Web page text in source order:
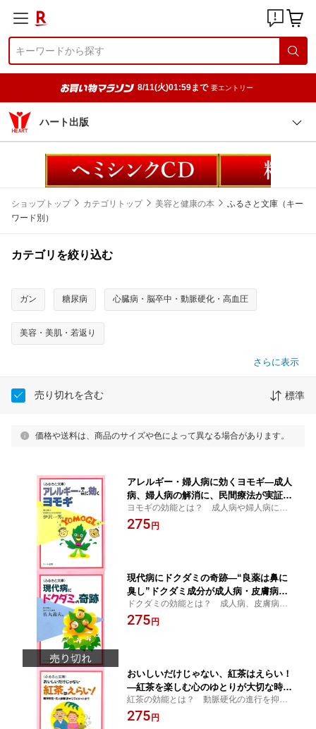
8/11(火)01:59まで 要エントリー
ハート出版
ショップトップ カテゴリトップ 美容と健康の本
ふるさと文庫（キー
ワード別）
カテゴリを絞り込む
ガン 糖尿病 心臓病・脳卒中・動脈硬化・高血圧
美容・美肌・若返り
さらに表示
売り切れを含む 標準
価格や送料は、商品のサイズや色によって異なる場合があります。
アレルギー・婦人病に効くヨモギ—成人
病、婦人病の解消に、民間療法が実証す
るヨモギの効用：健康食品の効果を解説
した書籍
ヨモギの効能とは？ 成人病や婦人病に最
適。高血圧を解消する。動脈硬化を防ぐ。
ぜんそくにはヨモギ根酒が効果あり【ヨモ
275 円
現代病にドクダミの奇跡—“良薬は鼻に
臭し”ドクダミ成分が成人病・皮膚病に
効く：健康食品の効果を解説した書籍
ドクダミの効能とは？ 成人病、皮膚病に
効果がある。動脈硬化の進行をストップす
る。整腸作用で便秘を解消する【国産どく
275 円
おいしいだけじゃない、紅茶はえらい！
—紅茶を楽しむ心のゆとりが大切な時
代、精神安定・成人病撃退からダイエッ
トまで：健康食品の効果を解説した書籍
紅茶の効能とは？ 動脈硬化の進行を抑え
る。食中毒を解消。インフルエンザウイル
スを退治する。自然に無理なくダイエッ
275 円